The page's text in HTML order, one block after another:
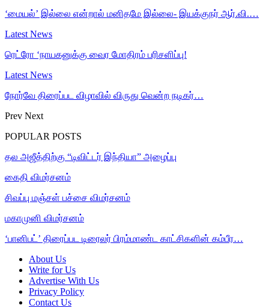
‘மையல்’ இல்லை என்றால் மனிதமே இல்லை- இயக்குநர் ஆர்.வி.…
Latest News
ரெட்ரோ ‘நாயகனுக்கு வைர மோதிரம் பரிசளிப்பு!
Latest News
நோர்வே திரைப்பட விழாவில் விருது வென்ற நடிகர்…
Prev Next
POPULAR POSTS
தல அஜீத்திற்கு “டிவிட்டர் இந்தியா” அழைப்பு
கைதி விமர்சனம்
சிவப்பு மஞ்சள் பச்சை விமர்சனம்
மகாமுனி விமர்சனம்
‘பானிபட்’ திரைப்பட டிரைலர் பிரம்மாண்ட காட்சிகளின் கம்பீர…
About Us
Write for Us
Advertise With Us
Privacy Policy
Contact Us